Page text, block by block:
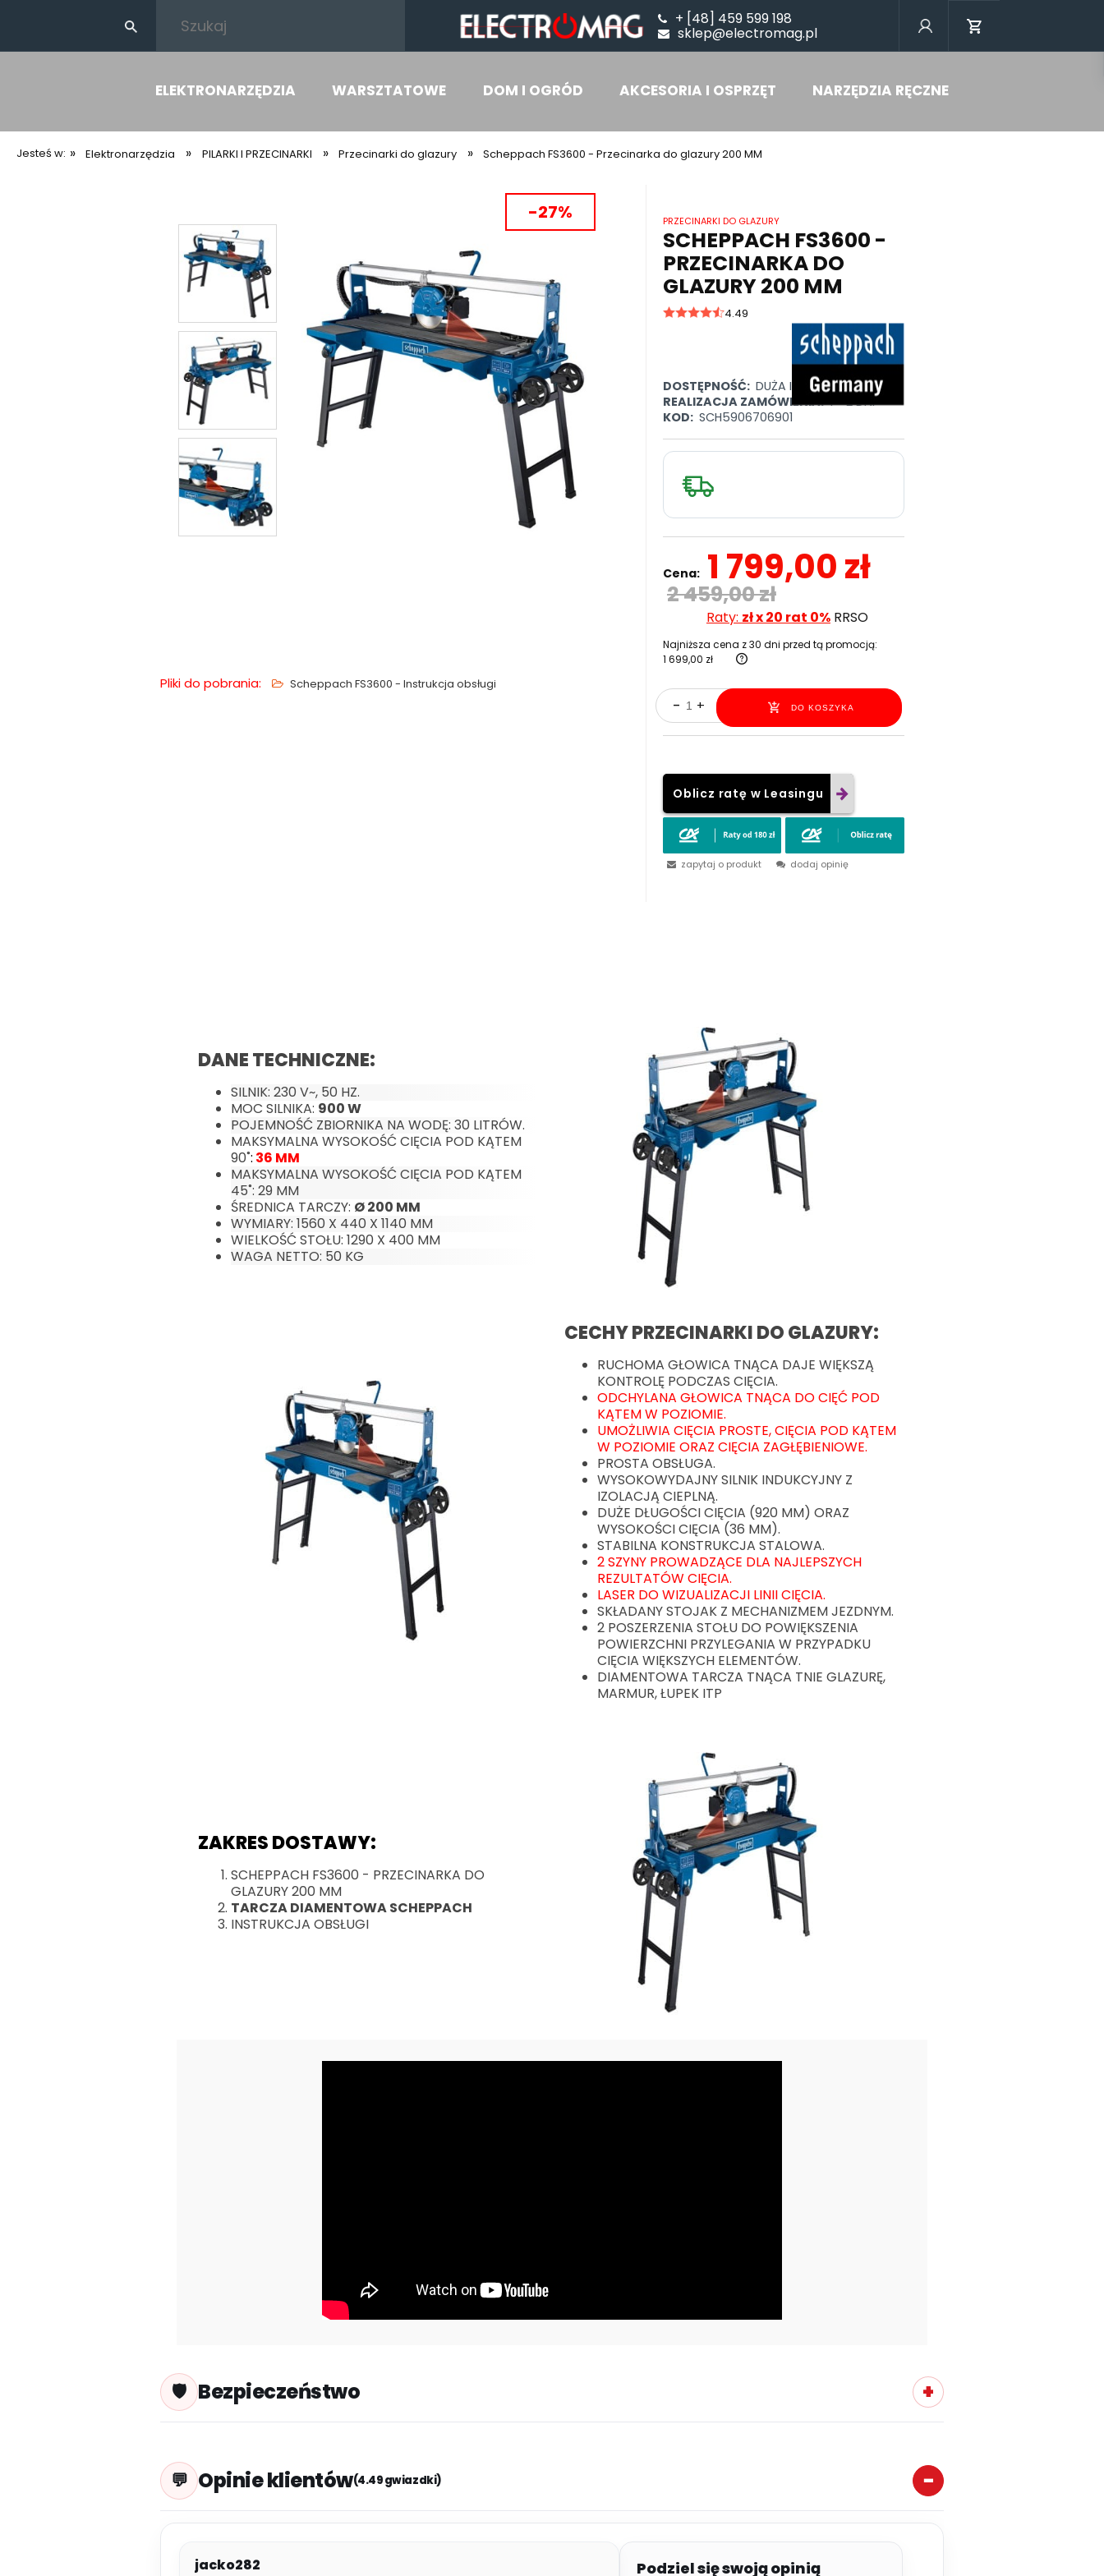
+ [48] 459 599 198
sklep@electromag.pl
ELEKTRONARZĘDZIA WARSZTATOWE DOM I OGRÓD AKCESORIA I OSPRZĘT NARZĘDZIA RĘCZNE
Jesteś w: » Elektronarzędzia » PILARKI I PRZECINARKI » Przecinarki do glazury » Scheppach FS3600 - Przecinarka do glazury 200 MM
-27%
Pliki do pobrania: Scheppach FS3600 - Instrukcja obsługi
PRZECINARKI DO GLAZURY
SCHEPPACH FS3600 -
PRZECINARKA DO
GLAZURY 200 MM
4.49
DOSTĘPNOŚĆ: DUŻA ILOŚĆ
REALIZACJA ZAMÓWIENIA: 1 - 2 DNI
KOD: SCH5906706901
Cena: 1 799,00 zł
2 459,00 zł
Raty: zł x 20 rat 0%RRSO
Najniższa cena z 30 dni przed tą promocją:
1 699,00 zł
DO KOSZYKA
Oblicz ratę w Leasingu
zapytaj o produkt dodaj opinię
DANE TECHNICZNE:
SILNIK: 230 V~, 50 HZ.
MOC SILNIKA: 900 W
POJEMNOŚĆ ZBIORNIKA NA WODĘ: 30 LITRÓW.
MAKSYMALNA WYSOKOŚĆ CIĘCIA POD KĄTEM
90˚: 36 MM
MAKSYMALNA WYSOKOŚĆ CIĘCIA POD KĄTEM
45˚: 29 MM
ŚREDNICA TARCZY: Ø 200 MM
WYMIARY: 1560 X 440 X 1140 MM
WIELKOŚĆ STOŁU: 1290 X 400 MM
WAGA NETTO: 50 KG
CECHY PRZECINARKI DO GLAZURY:
RUCHOMA GŁOWICA TNĄCA DAJE WIĘKSZĄ
KONTROLĘ PODCZAS CIĘCIA.
ODCHYLANA GŁOWICA TNĄCA DO CIĘĆ POD
KĄTEM W POZIOMIE.
UMOŻLIWIA CIĘCIA PROSTE, CIĘCIA POD KĄTEM
W POZIOMIE ORAZ CIĘCIA ZAGŁĘBIENIOWE.
PROSTA OBSŁUGA.
WYSOKOWYDAJNY SILNIK INDUKCYJNY Z
IZOLACJĄ CIEPLNĄ.
DUŻE DŁUGOŚCI CIĘCIA (920 MM) ORAZ
WYSOKOŚCI CIĘCIA (36 MM).
STABILNA KONSTRUKCJA STALOWA.
2 SZYNY PROWADZĄCE DLA NAJLEPSZYCH
REZULTATÓW CIĘCIA.
LASER DO WIZUALIZACJI LINII CIĘCIA.
SKŁADANY STOJAK Z MECHANIZMEM JEZDNYM.
2 POSZERZENIA STOŁU DO POWIĘKSZENIA
POWIERZCHNI PRZYLEGANIA W PRZYPADKU
CIĘCIA WIĘKSZYCH ELEMENTÓW.
DIAMENTOWA TARCZA TNĄCA TNIE GLAZURĘ,
MARMUR, ŁUPEK ITP
ZAKRES DOSTAWY:
SCHEPPACH FS3600 - PRZECINARKA DO
GLAZURY 200 MM
TARCZA DIAMENTOWA SCHEPPACH
INSTRUKCJA OBSŁUGI
Bezpieczeństwo
Opinie klientów(4.49 gwiazdki)
jacko282